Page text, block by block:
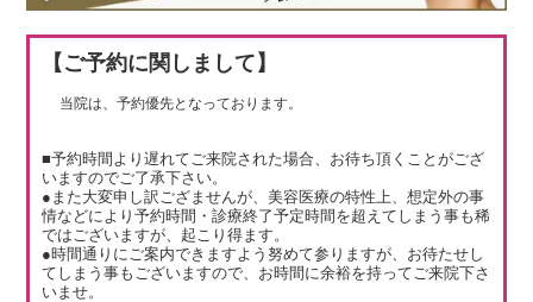
【ご予約に関しまして】
当院は、予約優先となっております。
■予約時間より遅れてご来院された場合、お待ち頂くことがござ
いますのでご了承下さい。
●また大変申し訳ござませんが、美容医療の特性上、想定外の事
情などにより予約時間・診療終了予定時間を超えてしまう事も稀
ではございますが、起こり得ます。
●時間通りにご案内できますよう努めて参りますが、お待たせし
てしまう事もございますので、お時間に余裕を持ってご来院下さ
いませ。